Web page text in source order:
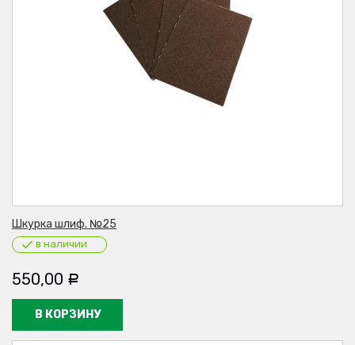
Шкурка шлиф. №25
в наличии
550,00 Р
В КОРЗИНУ